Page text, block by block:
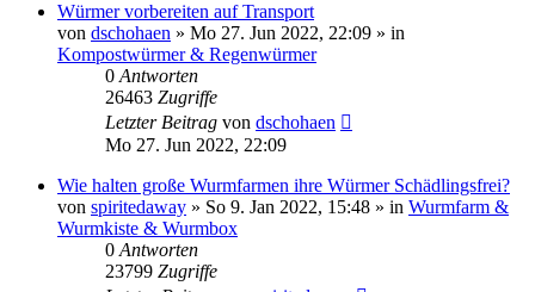
Würmer vorbereiten auf Transport
von dschohaen » Mo 27. Jun 2022, 22:09 » in
Kompostwürmer & Regenwürmer
0 Antworten
26463 Zugriffe
Letzter Beitrag von dschohaen
Mo 27. Jun 2022, 22:09
Wie halten große Wurmfarmen ihre Würmer Schädlingsfrei?
von spiritedaway » So 9. Jan 2022, 15:48 » in Wurmfarm &
Wurmkiste & Wurmbox
0 Antworten
23799 Zugriffe